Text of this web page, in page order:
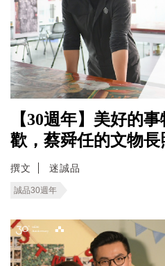
【30週年】美好的
歡，蔡舜任的文物長
撰文 迷誠品
誠品30週年